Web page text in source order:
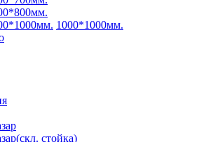
1000*1000мм.
стойка)